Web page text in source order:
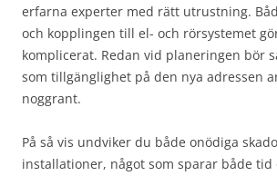
erfarna experter med rätt utrustning.
och kopplingen till el- och rörsystemet
komplicerat. Redan vid planeringen bör
som tillgänglighet på den nya adressen
noggrant.
På så vis undviker du både onödiga
installationer, något som sparar både tid